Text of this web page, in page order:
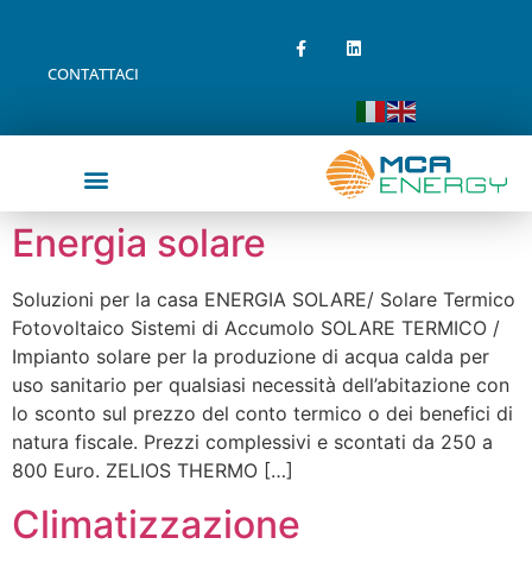
CONTATTACI
Energia solare
Soluzioni per la casa ENERGIA SOLARE/ Solare Termico
Fotovoltaico Sistemi di Accumolo SOLARE TERMICO /
Impianto solare per la produzione di acqua calda per
uso sanitario per qualsiasi necessità dell’abitazione con
lo sconto sul prezzo del conto termico o dei benefici di
natura fiscale. Prezzi complessivi e scontati da 250 a
800 Euro. ZELIOS THERMO […]
Climatizzazione